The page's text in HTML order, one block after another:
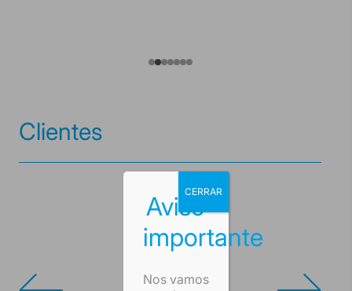
Clientes
Aviso
importante
Nos vamos
CERRAR